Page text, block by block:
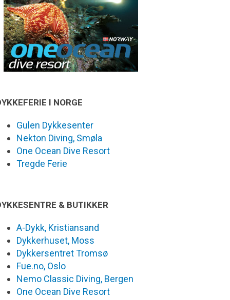
I NORGE
Gulen Dykkesenter
Nekton Diving, Smøla
One Ocean Dive Resort
Tregde Ferie
& BUTIKKER
A-Dykk, Kristiansand
Dykkerhuset, Moss
Dykkersentret Tromsø
Fue.no, Oslo
Nemo Classic Diving, Bergen
One Ocean Dive Resort